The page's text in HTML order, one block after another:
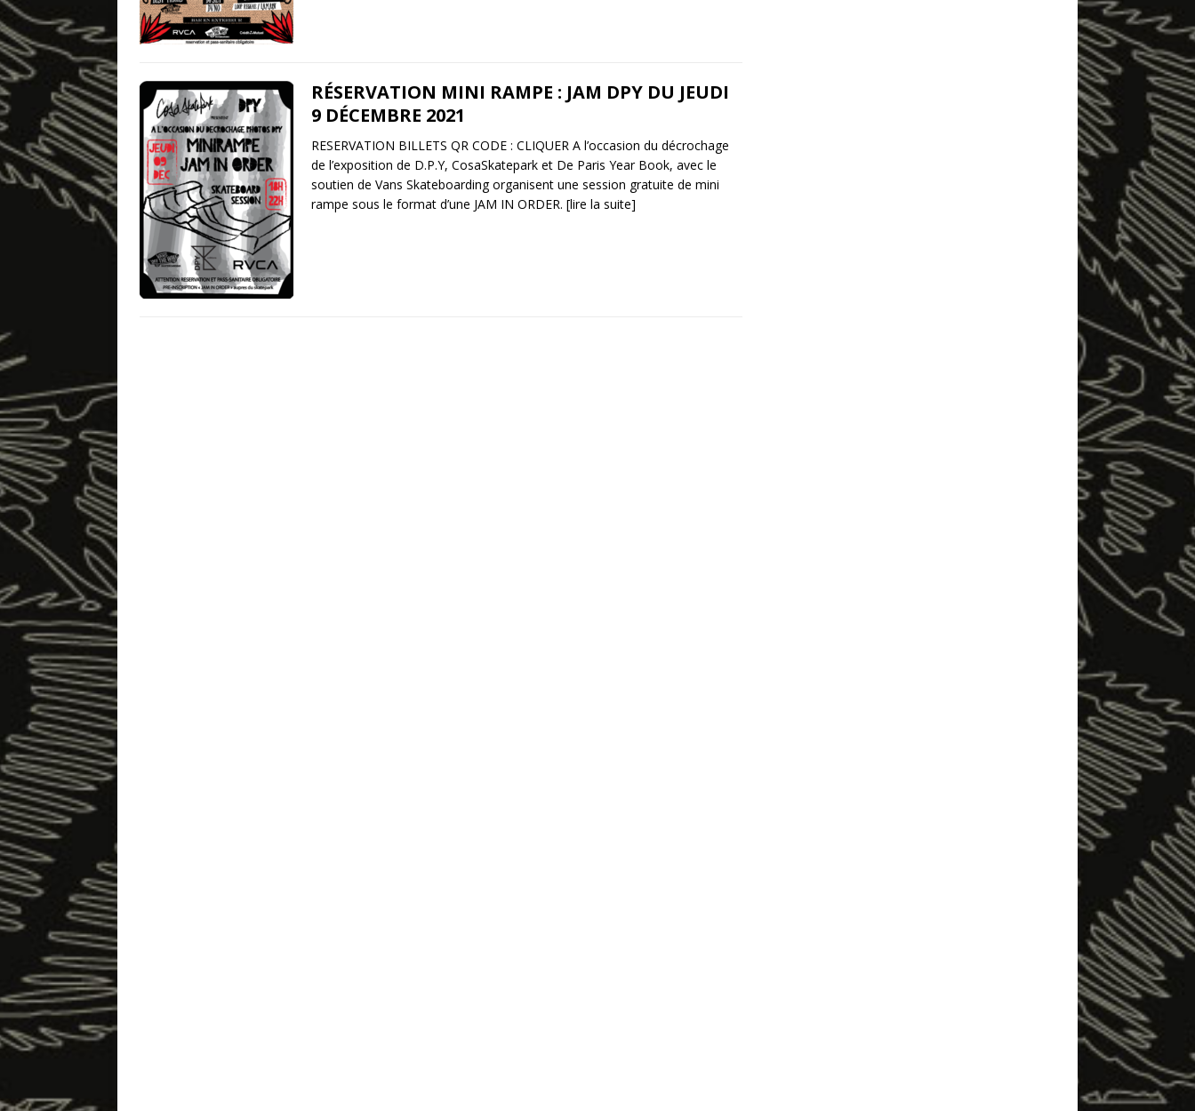
RÉSERVATION MINI RAMPE : JAM DPY DU JEUDI
9 DÉCEMBRE 2021
RESERVATION BILLETS QR CODE : CLIQUER A l’occasion du décrochage
de l’exposition de D.P.Y, CosaSkatepark et De Paris Year Book, avec le
soutien de Vans Skateboarding organisent une session gratuite de mini
rampe sous le format d’une JAM IN ORDER. [lire la suite]